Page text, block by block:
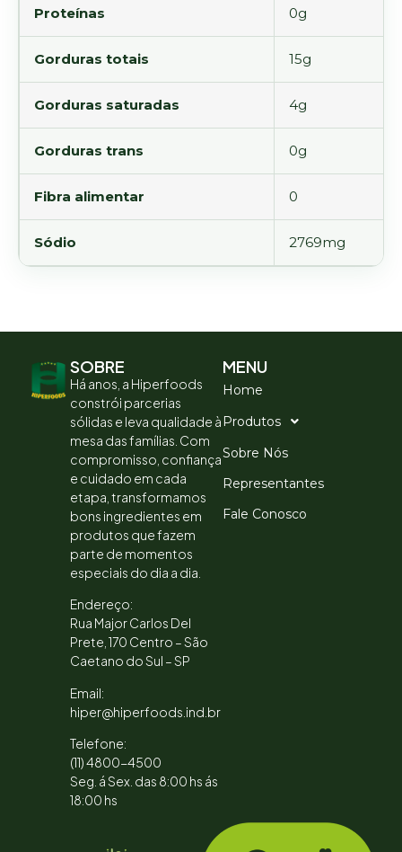
Proteínas 0g
Gorduras totais 15g
Gorduras saturadas 4g
Gorduras trans 0g
Fibra alimentar 0
Sódio 2769mg
SOBRE
Há anos, a Hiperfoods
constrói parcerias
sólidas e leva qualidade à
mesa das famílias. Com
compromisso, confiança
e cuidado em cada
etapa, transformamos
bons ingredientes em
produtos que fazem
parte de momentos
especiais do dia a dia.
Endereço:
Rua Major Carlos Del
Prete, 170 Centro – São
Caetano do Sul – SP
Email:
hiper@hiperfoods.ind.br
Telefone:
(11) 4800-4500
Seg. á Sex. das 8:00 hs ás
18:00 hs
MENU
Home
Produtos
Sobre Nós
Representantes
Fale Conosco